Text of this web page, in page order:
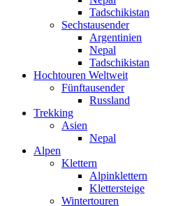
Tadschikistan
Sechstausender
Argentinien
Nepal
Tadschikistan
Hochtouren Weltweit
Fünftausender
Russland
Trekking
Asien
Nepal
Alpen
Klettern
Alpinklettern
Klettersteige
Wintertouren